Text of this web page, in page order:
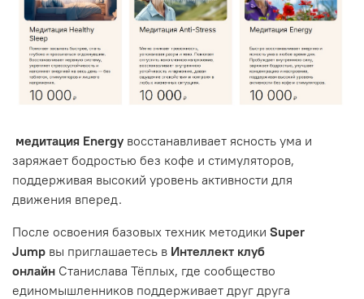
медитация Energy восстанавливает ясность ума и
заряжает бодростью без кофе и стимуляторов,
поддерживая высокий уровень активности для
движения вперед.
После освоения базовых техник методики Super
Jump вы приглашаетесь в Интеллект клуб
онлайн Станислава Тёплых, где сообщество
единомышленников поддерживает друг друга